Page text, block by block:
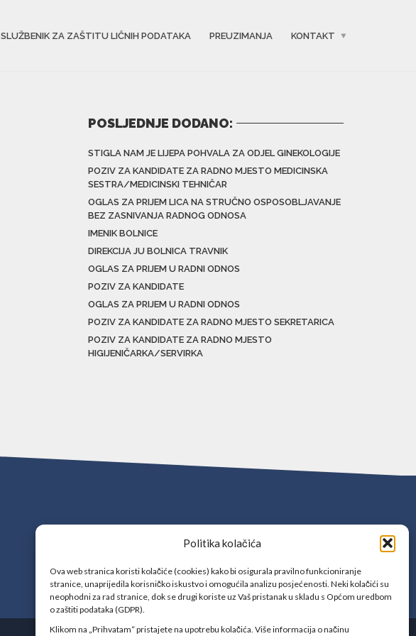
Politika kolačića
Ova web stranica koristi kolačiće (cookies) kako bi osigurala pravilno funkcioniranje
stranice, unaprijedila korisničko iskustvo i omogućila analizu posjećenosti. Neki kolačići su
neophodni za rad stranice, dok se drugi koriste uz Vaš pristanak u skladu s Općom uredbom
o zaštiti podataka (GDPR).
Klikom na „Prihvatam“ pristajete na upotrebu kolačića. Više informacija o načinu
SLUŽBENIK ZA ZAŠTITU LIČNIH PODATAKA PREUZIMANJA KONTAKT
POSLJEDNJE DODANO:
STIGLA NAM JE LIJEPA POHVALA ZA ODJEL GINEKOLOGIJE
POZIV ZA KANDIDATE ZA RADNO MJESTO MEDICINSKA
SESTRA/MEDICINSKI TEHNIČAR
OGLAS ZA PRIJEM LICA NA STRUČNO OSPOSOBLJAVANJE
BEZ ZASNIVANJA RADNOG ODNOSA
IMENIK BOLNICE
DIREKCIJA JU BOLNICA TRAVNIK
OGLAS ZA PRIJEM U RADNI ODNOS
POZIV ZA KANDIDATE
OGLAS ZA PRIJEM U RADNI ODNOS
POZIV ZA KANDIDATE ZA RADNO MJESTO SEKRETARICA
POZIV ZA KANDIDATE ZA RADNO MJESTO
HIGIJENIČARKA/SERVIRKA